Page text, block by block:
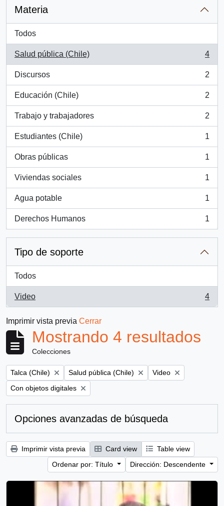
Materia
Todos
Salud pública (Chile)
, 4 resultados
4
Discursos
, 2 resultados
2
Educación (Chile)
, 2 resultados
2
Trabajo y trabajadores
, 2 resultados
2
Estudiantes (Chile)
, 1 resultados
1
Obras públicas
, 1 resultados
1
Viviendas sociales
, 1 resultados
1
Agua potable
, 1 resultados
1
Derechos Humanos
, 1 resultados
1
Tipo de soporte
Todos
Video
, 4 resultados
4
Imprimir vista previa Cerrar
Mostrando 4 resultados
Colecciones
Remove filter:
Talca (Chile) Remove filter:
Salud pública (Chile) Remove filter:
Video
Remove filter:
Con objetos digitales
Opciones avanzadas de búsqueda
Imprimir vista previa Card view
Table view
Ordenar por: Título
Dirección: Descendente